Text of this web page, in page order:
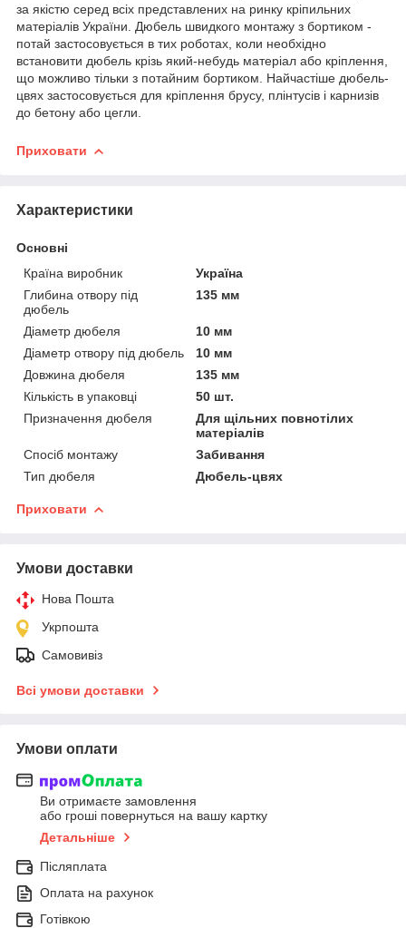
за якістю серед всіх представлених на ринку кріпильних
матеріалів України. Дюбель швидкого монтажу з бортиком -
потай застосовується в тих роботах, коли необхідно
встановити дюбель крізь який-небудь матеріал або кріплення,
що можливо тільки з потайним бортиком. Найчастіше дюбель-
цвях застосовується для кріплення брусу, плінтусів і карнизів
до бетону або цегли.
Приховати
Характеристики
Основні
Країна виробник
Україна
Глибина отвору під
дюбель
135 мм
Діаметр дюбеля
10 мм
Діаметр отвору під дюбель
10 мм
Довжина дюбеля
135 мм
Кількість в упаковці
50 шт.
Призначення дюбеля
Для щільних повнотілих
матеріалів
Спосіб монтажу
Забивання
Тип дюбеля
Дюбель-цвях
Приховати
Умови доставки
Нова Пошта
Укрпошта
Самовивіз
Всі умови доставки
Умови оплати
Ви отримаєте замовлення
або гроші повернуться на вашу картку
Детальніше
Післяплата
Оплата на рахунок
Готівкою